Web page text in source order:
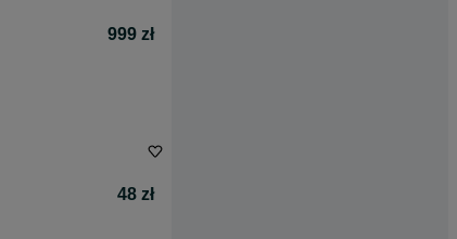
999 zł
48 zł